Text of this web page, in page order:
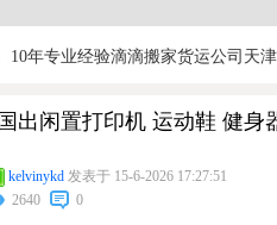
10年专业经验滴滴搬家货运公司天
出闲置打印机 运动鞋 健身
kelvinykd 发表于 15-6-2026 17:27:51
2640
0